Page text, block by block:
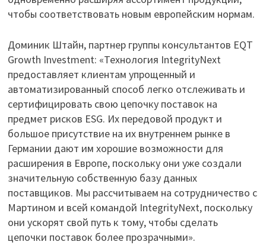
чтобы соответствовать новым европейским нормам.
Доминик Штайн, партнер группы консультантов EQT
Growth Investment: «Технология IntegrityNext
предоставляет клиентам упрощенный и
автоматизированный способ легко отслеживать и
сертифицировать свою цепочку поставок на
предмет рисков ESG. Их передовой продукт и
большое присутствие на их внутреннем рынке в
Германии дают им хорошие возможности для
расширения в Европе, поскольку они уже создали
значительную собственную базу данных
поставщиков. Мы рассчитываем на сотрудничество с
Мартином и всей командой IntegrityNext, поскольку
они ускорят свой путь к тому, чтобы сделать
цепочки поставок более прозрачными».